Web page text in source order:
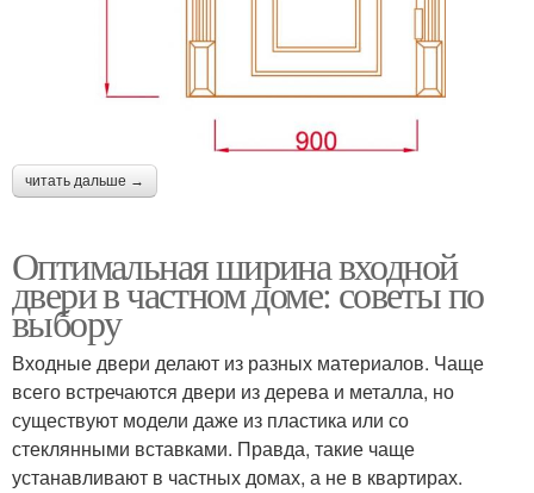
читать дальше →
Оптимальная ширина входной
двери в частном доме: советы по
выбору
Входные двери делают из разных материалов. Чаще
всего встречаются двери из дерева и металла, но
существуют модели даже из пластика или со
стеклянными вставками. Правда, такие чаще
устанавливают в частных домах, а не в квартирах.